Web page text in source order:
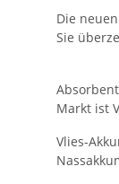
Die
Sie
Markt ist
Vlies-